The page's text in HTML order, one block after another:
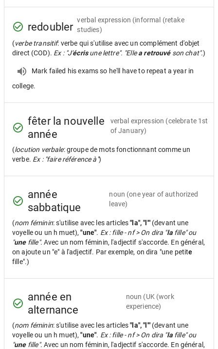
redoubler
verbal expression (informal (retake
studies)
(verbe transitif: verbe qui s'utilise avec un complément d'objet
direct (COD). Ex : "J'écrisune lettre". "Ellea retrouvéson chat".)
Mark failed his exams so he'll have to repeat a year in
college.
fêter la nouvelle
année
verbal expression (celebrate 1st
of January)
(locution verbale: groupe de mots fonctionnant comme un
verbe. Ex : "faire référence à")
année
sabbatique
noun (one year of authorized
leave)
(nom féminin: s'utilise avec les articles"la", "l'" (devant une
voyelle ou un h muet),"une". Ex : fille - nf > On dira "lafille" ou
"unefille". Avec un nom féminin, l'adjectif s'accorde. En général,
on ajoute un "e" à l'adjectif. Par exemple, on dira "une petite
fille".)
année en
alternance
noun (UK (work
experience)
(nom féminin: s'utilise avec les articles"la", "l'" (devant une
voyelle ou un h muet),"une". Ex : fille - nf > On dira "lafille" ou
"unefille". Avec un nom féminin, l'adjectif s'accorde. En général,